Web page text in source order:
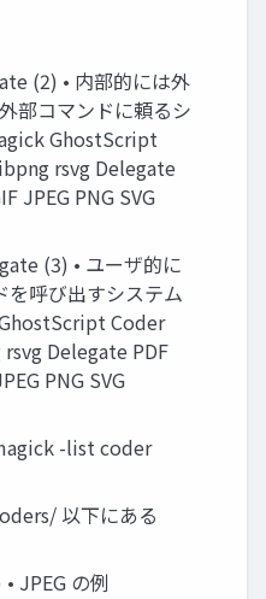
(2) • 内部的には外
部コマンドに頼るシ
GhostScript
rsvg Delegate
JPEG PNG SVG
(3) • ユーザ的に
を呼び出すシステム
Coder
Delegate PDF
PNG SVG
-list coder
以下にある
JPEG の例